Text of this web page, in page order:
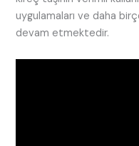
uygulamaları ve daha
devam etmektedir.